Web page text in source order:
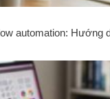
automation: Hướng